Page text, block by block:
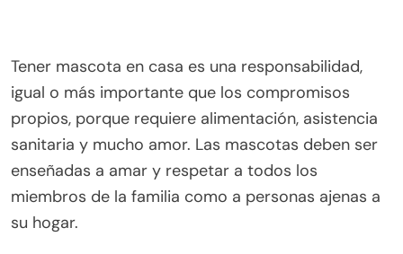
Tener mascota en casa es una responsabilidad,
igual o más importante que los compromisos
propios, porque requiere alimentación, asistencia
sanitaria y mucho amor. Las mascotas deben ser
enseñadas a amar y respetar a todos los
miembros de la familia como a personas ajenas a
su hogar.